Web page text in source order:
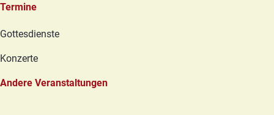
Termine
Navigation
Gottesdienste
Konzerte
Andere Veranstaltungen